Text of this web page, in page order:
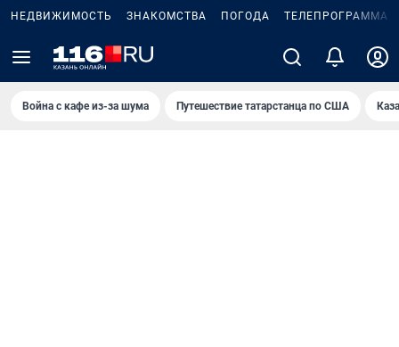
НЕДВИЖИМОСТЬ ЗНАКОМСТВА ПОГОДА ТЕЛЕПРОГРАММА
Война с кафе из-за шума Путешествие татарстанца по США